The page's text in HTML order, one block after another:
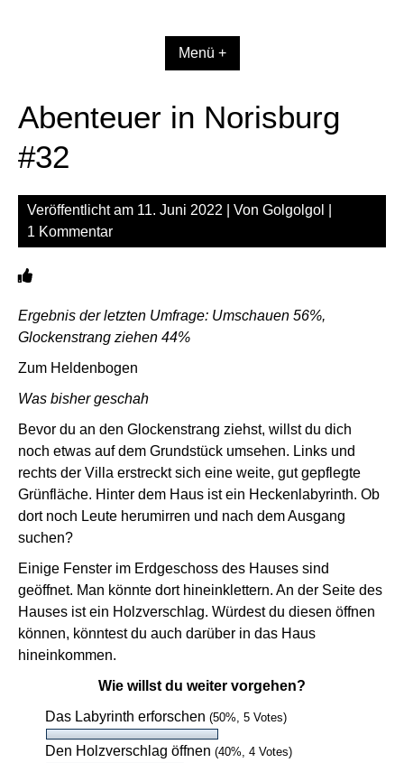
Menü +
Abenteuer in Norisburg
#32
Veröffentlicht am 11. Juni 2022 | Von Golgolgol
1 Kommentar
Ergebnis der letzten Umfrage: Umschauen 56%,
Glockenstrang ziehen 44%
Zum Heldenbogen
Was bisher geschah
Bevor du an den Glockenstrang ziehst, willst du dich
noch etwas auf dem Grundstück umsehen. Links und
rechts der Villa erstreckt sich eine weite, gut gepflegte
Grünfläche. Hinter dem Haus ist ein Heckenlabyrinth. Ob
dort noch Leute herumirren und nach dem Ausgang
suchen?
Einige Fenster im Erdgeschoss des Hauses sind
geöffnet. Man könnte dort hineinklettern. An der Seite des
Hauses ist ein Holzverschlag. Würdest du diesen öffnen
können, könntest du auch darüber in das Haus
hineinkommen.
Wie willst du weiter vorgehen?
Das Labyrinth erforschen (50%, 5 Votes)
Den Holzverschlag öffnen (40%, 4 Votes)